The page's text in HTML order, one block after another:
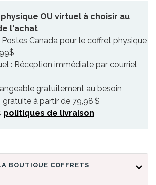
OU virtuel à choisir au
l'achat
Postes Canada pour le coffret physique
: Réception immédiate par courriel
gratuitement au besoin
gratuite à partir de 79,98 $
politiques de livraison
COFFRETS